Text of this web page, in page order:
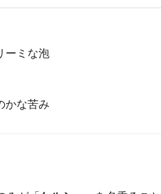
ーミな泡
かな苦み